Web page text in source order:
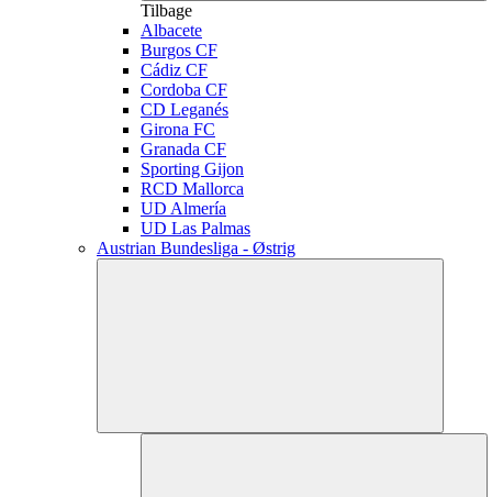
Tilbage
Albacete
Burgos CF
Cádiz CF
Cordoba CF
CD Leganés
Girona FC
Granada CF
Sporting Gijon
RCD Mallorca
UD Almería
UD Las Palmas
Austrian Bundesliga - Østrig